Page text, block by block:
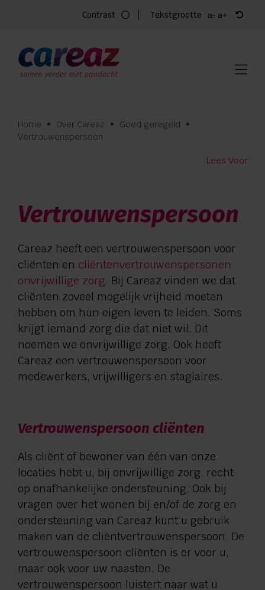
Contrast Tekstgrootte a- a+
Home • Over Careaz • Goed geregeld
•
Vertrouwenspersoon
Lees Voor
Vertrouwenspersoon
Careaz heeft een vertrouwenspersoon voor
cliënten en cliëntenvertrouwenspersonen
onvrijwillige zorg. Bij Careaz vinden we dat
cliënten zoveel mogelijk vrijheid moeten
hebben om hun eigen leven te leiden. Soms
krijgt iemand zorg die dat niet wil. Dit
noemen we onvrijwillige zorg. Ook heeft
Careaz een vertrouwenspersoon voor
medewerkers, vrijwilligers en stagiaires.
Vertrouwenspersoon cliënten
Als cliënt of bewoner van één van onze
locaties hebt u, bij onvrijwillige zorg, recht
op onafhankelijke ondersteuning. Ook bij
vragen over het wonen bij en/of de zorg en
ondersteuning van Careaz kunt u gebruik
maken van de cliëntvertrouwenspersoon. De
vertrouwenspersoon cliënten is er voor u,
maar ook voor uw naasten. De
vertrouwenspersoon luistert naar wat u
Home
Zorg
Organisatie
Privacy
Kwaliteit
Klachten
Vertrouwenspersoon
Financiering
Tarieven aanvullende diensten
Wachttijden
Duurzaamheid
Klokkenluidersregeling